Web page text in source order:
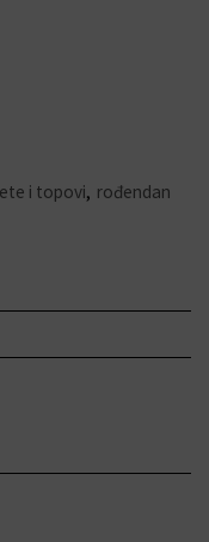
i topovi, rođendan